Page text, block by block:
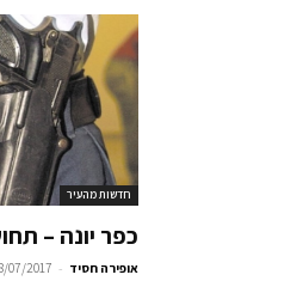
חדשות מהעיר
כפר יונה –
אופירה חסיד -
07/2017